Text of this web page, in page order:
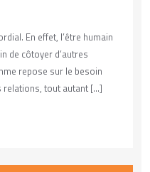
En effet, l’être humain
de côtoyer d’autres
repose sur le besoin
relations, tout autant […]